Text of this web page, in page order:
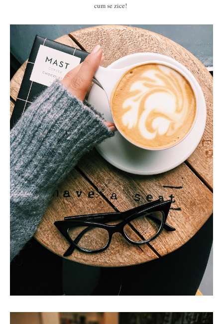
cum se zice!